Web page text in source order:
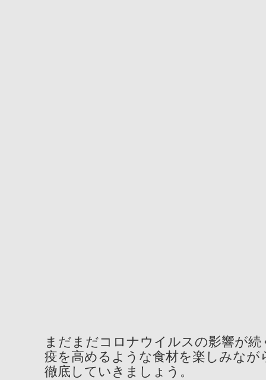
まだまだコロナウイルスの影響が
疫を高めるような食材を楽しみなが
徹底していきましょう。